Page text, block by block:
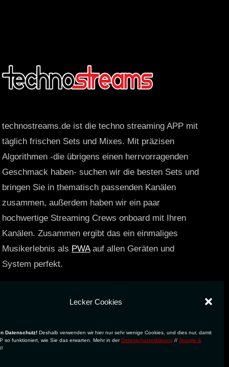
Lecker Cookies
Datenschutz! Deshalb verwenden wir hier nur sehr wenige Cookies, und dies nur, damit
so funktioniert, wie Sie das erwarten. Mehr in derDatenschutzerklärung // Google &
technostreams.de ist die techno streaming APP mit
täglich frischen Sets und Mixes. Mit präzisen
Algorithmen -die übrigens einen herrvorragenden
Geschmack haben- suchen wir die besten Sets und
bringen Sie in thematisch passenden Kanälen
zusammen, außerdem haben wir ein paar
hochwertige Streaming Crews onboard mit Ihren
Kanälen. Zusammen ergibt das ein einmaliges
Musikerlebnis als PWAauf allen Geräten und
System perfekt.